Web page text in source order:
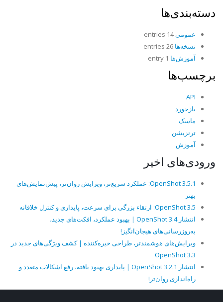
دسته‌بندی‌ها
عمومی14 entries
نسخه‌ها
آموزش‌ها
برچسب‌ها
API
بازخورد
ماسک
ترنزیشن
آموزش
ورودی‌های اخیر
OpenShot 3.5.1: عملکرد سریع‌تر، ویرایش روان‌تر، پیش‌نمایش‌های
بهتر
OpenShot 3.5: ارتقاء بزرگی برای سرعت، پایداری و کنترل خلاقانه
انتشار OpenShot 3.4 | بهبود عملکرد، افکت‌های جدید،
به‌روزرسانی‌های هیجان‌انگیز!
ویرایش‌های هوشمندتر، طراحی خیره‌کننده | کشف ویژگی‌های جدید در
OpenShot 3.3
انتشار OpenShot 3.2.1 | پایداری بهبود یافته، رفع اشکالات متعدد و
راه‌اندازی روان‌تر!